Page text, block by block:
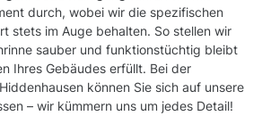
durch, wobei wir die spezifischen
stets im Auge behalten. So stellen wir
sauber und funktionstüchtig bleibt
Ihres Gebäudes erfüllt. Bei der
können Sie sich auf unsere
– wir kümmern uns um jedes Detail!